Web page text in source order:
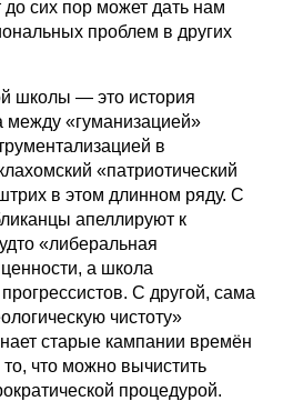
до сих пор может дать нам
проблем в других
школы — это история
между «гуманизацией»
в
«патриотический
в этом длинном ряду. С
апеллируют к
«либеральная
а школа
С другой, сама
чистоту»
старые кампании времён
что можно вычистить
процедурой.